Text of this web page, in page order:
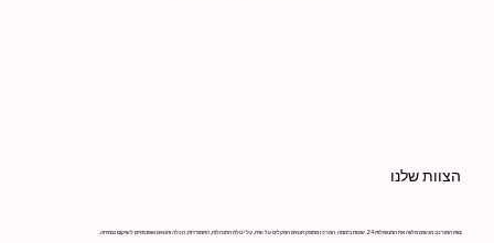
הצוות שלנו
צוות המורכב מנשים מלווה את המטופלות 24 שעות ביממה. המרכז מספק תנאים המקלים על שיח, על יכולת התנהלות, התמודדות, הכלה ותנאים אופטימיים לשיקום וצמיחה.